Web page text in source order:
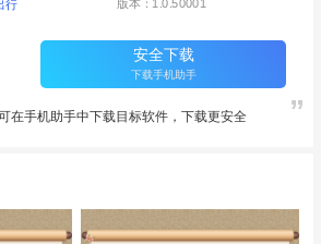
行 版本：1.0.50001
安全下载
下载手机助手
在手机助手中下载目标软件，下载更安全